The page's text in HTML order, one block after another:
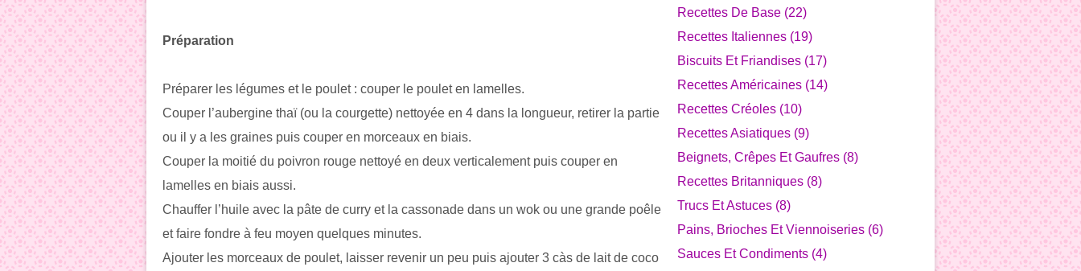
Préparation
Préparer les légumes et le poulet : couper le poulet en lamelles.
Couper l’aubergine thaï (ou la courgette) nettoyée en 4 dans la longueur, retirer la partie
ou il y a les graines puis couper en morceaux en biais.
Couper la moitié du poivron rouge nettoyé en deux verticalement puis couper en
lamelles en biais aussi.
Chauffer l’huile avec la pâte de curry et la cassonade dans un wok ou une grande poêle
et faire fondre à feu moyen quelques minutes.
Ajouter les morceaux de poulet, laisser revenir un peu puis ajouter 3 càs de lait de coco
Recettes De Base (22)
Recettes Italiennes (19)
Biscuits Et Friandises (17)
Recettes Américaines (14)
Recettes Créoles (10)
Recettes Asiatiques (9)
Beignets, Crêpes Et Gaufres (8)
Recettes Britanniques (8)
Trucs Et Astuces (8)
Pains, Brioches Et Viennoiseries (6)
Sauces Et Condiments (4)